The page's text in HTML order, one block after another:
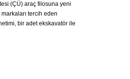
(ÇÜ) araç filosuna yeni
tercih eden
bir adet ekskavatör ile